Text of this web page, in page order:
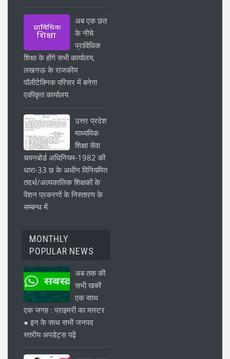
अब एक छत
के नीचे
प्राविधिक
शिक्षा के होंगे सभी कार्यालय,
लखनऊ के राजकीय
पॉलीटेक्निक परिसर में बनेगा
एकीकृत कार्यालय
उत्तर प्रदेश
माध्यमिक
शिक्षा सेवा
चयनबोर्ड अधिनियम-1982 की
धारा-33 छ के अधीन विनियमित
तदर्थ/अल्पकालिक शिक्षकों के
पेंशन प्रकरणों के निस्तारण के
सम्बन्ध में
MONTHLY
POPULAR NEWS
अब तक की
सभी खबरें
एक साथ
एक जगह : प्राइमरी का मास्टर
● इन के साथ सभी जनपद
स्तरीय अपडेट्स पढ़ें